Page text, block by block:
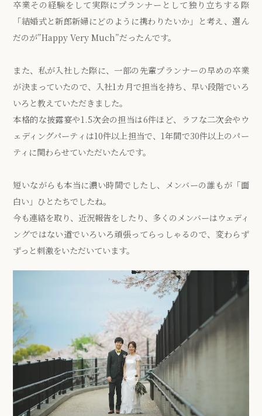
卒業その経験をして実際にプランナーとして独り立ちする際
「結婚式と新郎新婦にどのように携わりたいか」と考え、選ん
だのが”Happy Very Much”だったんです。
また、私が入社した際に、一部の先輩プランナーの早めの卒業
が決まっていたので、入社1カ月で担当を持ち、早い段階でいろ
いろと教えていただきました。
本格的な披露宴や1.5次会の担当は6件ほど、ラフな二次会やウ
ェディングパーティは10件以上担当で、1年間で30件以上のパー
ティに関わらせていただいたんです。
短いながらも本当に濃い時間でしたし、メンバーの誰もが「面
白い」ひとたちでしたね。
今も連絡を取り、近況報告をしたり、多くのメンバーはウェディ
ングではない道でいろいろ頑張ってらっしゃるので、変わらず
ずっと刺激をいただいています。